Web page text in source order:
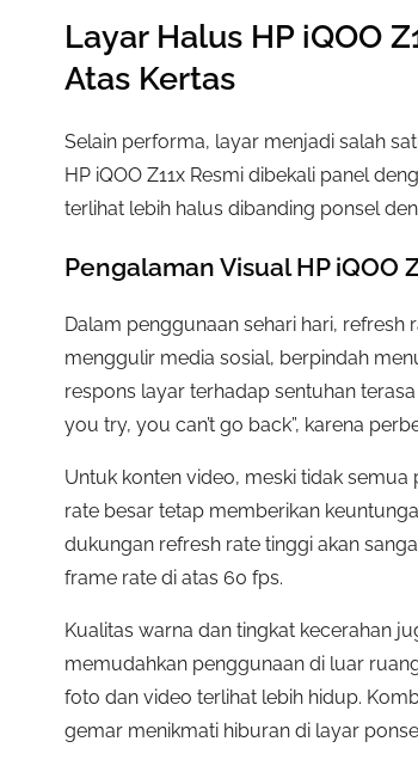
Layar Halus HP iQOO
Atas Kertas
Selain performa, layar menjadi salah
HP iQOO Z11x Resmi dibekali panel
terlihat lebih halus dibanding ponsel
Pengalaman Visual HP iQOO
Dalam penggunaan sehari hari, refresh
menggulir media sosial, berpindah
respons layar terhadap sentuhan
you try, you can’t go back”, karena
Untuk konten video, meski tidak
rate besar tetap memberikan
dukungan refresh rate tinggi akan
frame rate di atas 60 fps.
Kualitas warna dan tingkat kecerahan
memudahkan penggunaan di luar
foto dan video terlihat lebih hidup.
gemar menikmati hiburan di layar